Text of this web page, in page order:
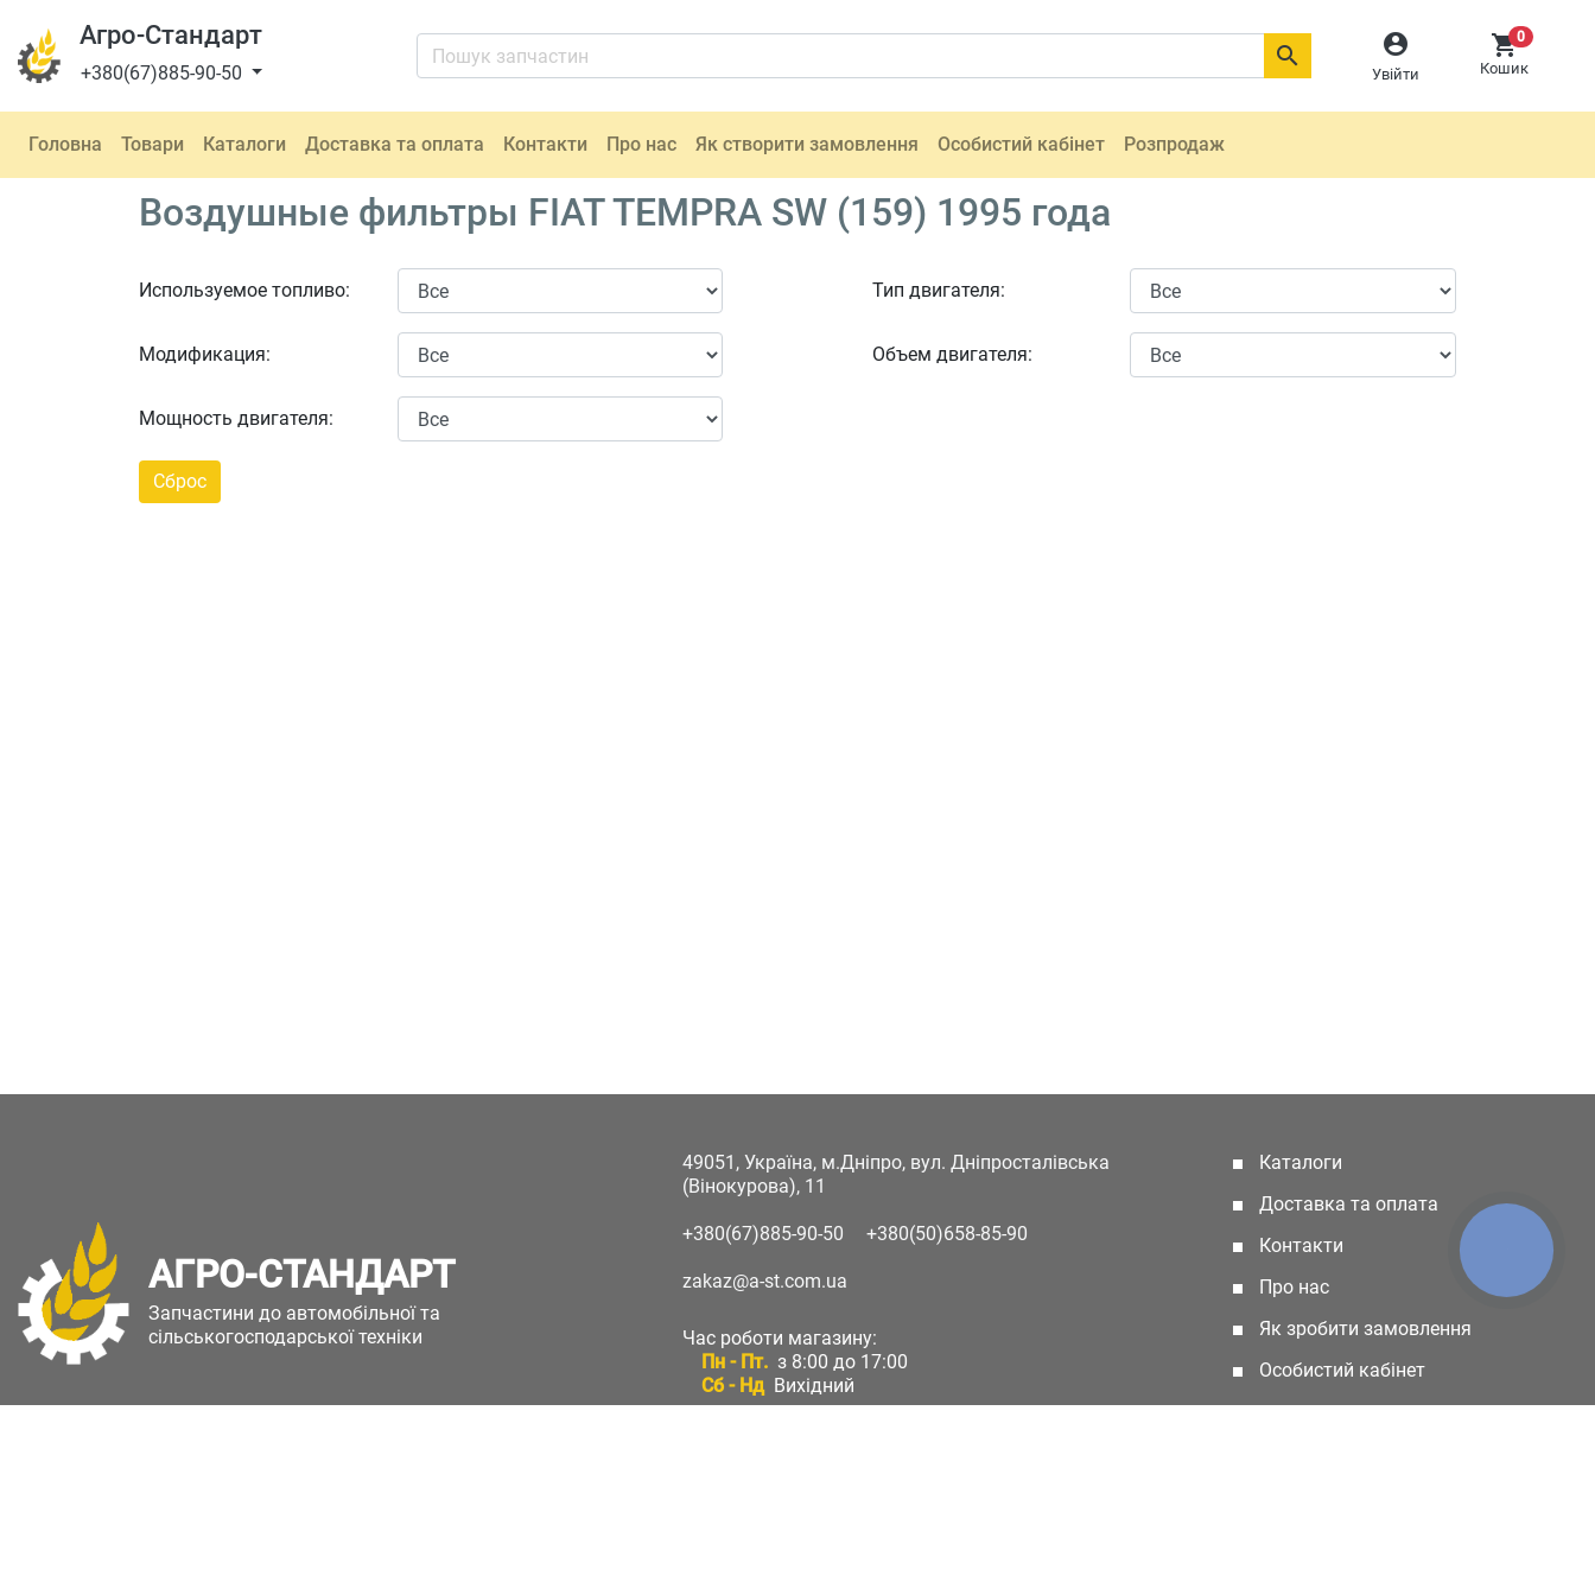
Агро-Стандарт
+380(67)885-90-50

Увійти
0
Кошик

Головна Товари Каталоги Доставка та оплата Контакти Про нас Як створити замовлення Особистий кабінет Розпродаж
Воздушные фильтры FIAT TEMPRA SW (159) 1995 года
Используемое топливо:
Модификация:
Мощность двигателя:
Тип двигателя:
Объем двигателя:
АГРО-СТАНДАРТ
Запчастини до автомобільної та
сільськогосподарської техніки
49051, Україна, м.Дніпро, вул. Дніпросталівська
(Вінокурова), 11
+380(67)885-90-50 +380(50)658-85-90
zakaz@a-st.com.ua
Час роботи магазину:
Пн - Пт. з 8:00 до 17:00
Сб - Нд Вихідний
Каталоги
Доставка та оплата
Контакти
Про нас
Як зробити замовлення
Особистий кабінет